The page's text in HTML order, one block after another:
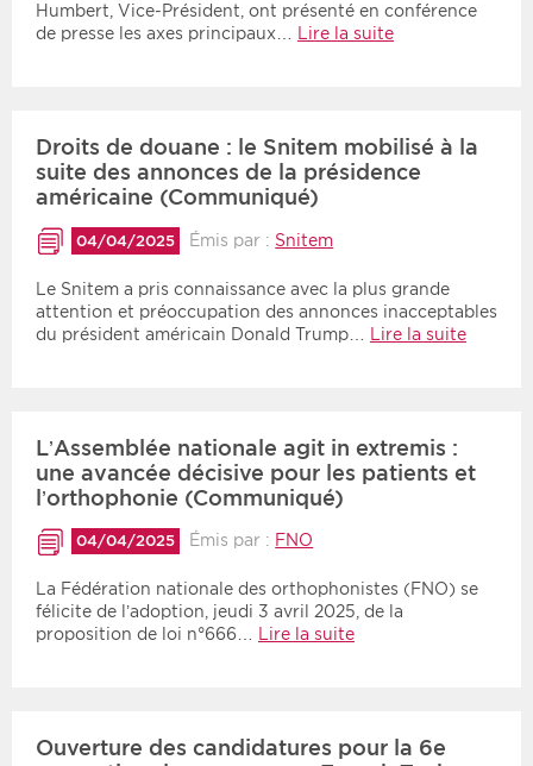
Humbert, Vice-Président, ont présenté en conférence
de presse les axes principaux… Lire la suite
Droits de douane : le Snitem mobilisé à la
suite des annonces de la présidence
américaine (Communiqué)
04/04/2025 Émis par : Snitem
Le Snitem a pris connaissance avec la plus grande
attention et préoccupation des annonces inacceptables
du président américain Donald Trump…
Lire la suite
L’Assemblée nationale agit in extremis :
une avancée décisive pour les patients et
l’orthophonie (Communiqué)
04/04/2025 Émis par : FNO
La Fédération nationale des orthophonistes (FNO) se
félicite de l’adoption, jeudi 3 avril 2025, de la
proposition de loi n°666…
Lire la suite
Ouverture des candidatures pour la 6e